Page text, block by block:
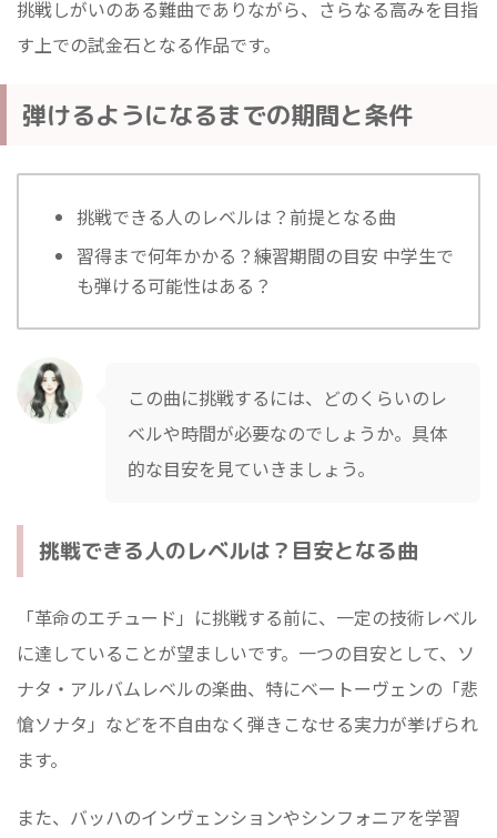
挑戦しがいのある難曲でありながら、さらなる高みを目指
す上での試金石となる作品です。
弾けるようになるまでの期間と条件
挑戦できる人のレベルは？前提となる曲
習得まで何年かかる？練習期間の目安 中学生で
も弾ける可能性はある？
この曲に挑戦するには、どのくらいのレ
ベルや時間が必要なのでしょうか。具体
的な目安を見ていきましょう。
挑戦できる人のレベルは？目安となる曲
「革命のエチュード」に挑戦する前に、一定の技術レベル
に達していることが望ましいです。一つの目安として、ソ
ナタ・アルバムレベルの楽曲、特にベートーヴェンの「悲
愴ソナタ」などを不自由なく弾きこなせる実力が挙げられ
ます。
また、バッハのインヴェンションやシンフォニアを学習